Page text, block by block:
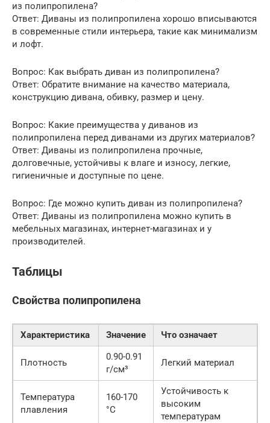
из полипропилена?
Ответ: Диваны из полипропилена хорошо вписываются
в современные стили интерьера, такие как минимализм
и лофт.
Вопрос: Как выбрать диван из полипропилена?
Ответ: Обратите внимание на качество материала,
конструкцию дивана, обивку, размер и цену.
Вопрос: Какие преимущества у диванов из
полипропилена перед диванами из других материалов?
Ответ: Диваны из полипропилена прочные,
долговечные, устойчивы к влаге и износу, легкие,
гигиеничные и доступные по цене.
Вопрос: Где можно купить диван из полипропилена?
Ответ: Диваны из полипропилена можно купить в
мебельных магазинах, интернет-магазинах и у
производителей.
Таблицы
Свойства полипропилена
Характеристика Значение Что означает
Плотность
0.90-0.91
г/см³
Легкий материал
Температура
плавления
160-170
°C
Устойчивость к
высоким
температурам